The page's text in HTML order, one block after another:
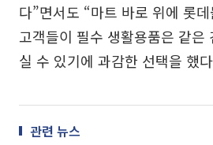
다”면서도 “마트 바로 위에 롯
고객들이 필수 생활용품은 같은
실 수 있기에 과감한 선택을 했
관련 뉴스